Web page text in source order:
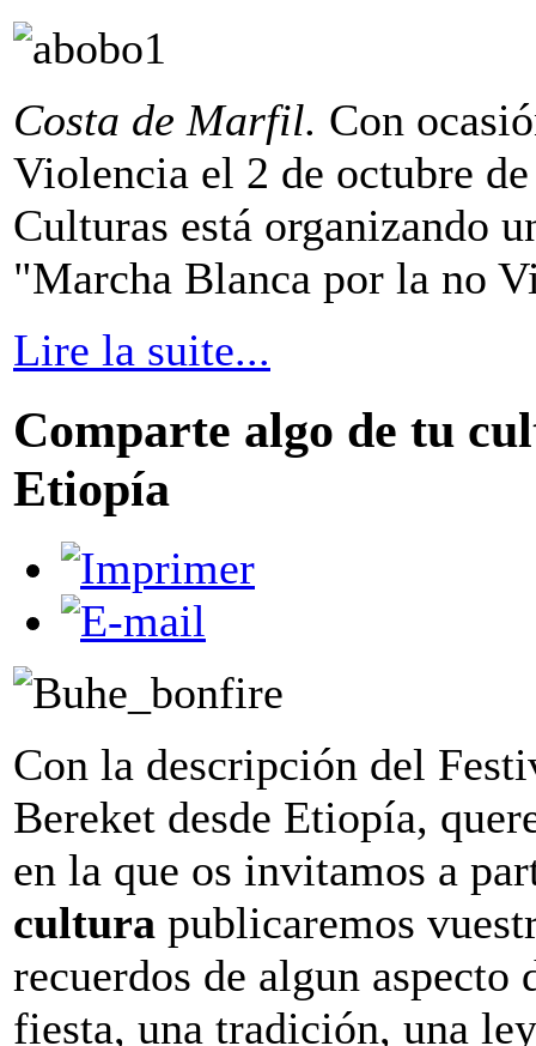
Costa de Marfil. Con
Violencia el 2 de octubre
Culturas está organizando
"Marcha Blanca por la no
Lire la suite...
Comparte algo de tu
Etiopía
Con la descripción del
Bereket desde Etiopía,
en la que os invitamos a
cultura publicaremos
recuerdos de algun aspecto
fiesta, una tradición, una